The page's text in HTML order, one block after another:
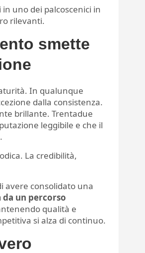
uno dei palcoscenici in
rilevanti.
smette
In qualunque
dalla consistenza.
brillante. Trentadue
leggibile e che il
La credibilità,
avere consolidato una
da un percorso
qualità e
si alza di continuo.